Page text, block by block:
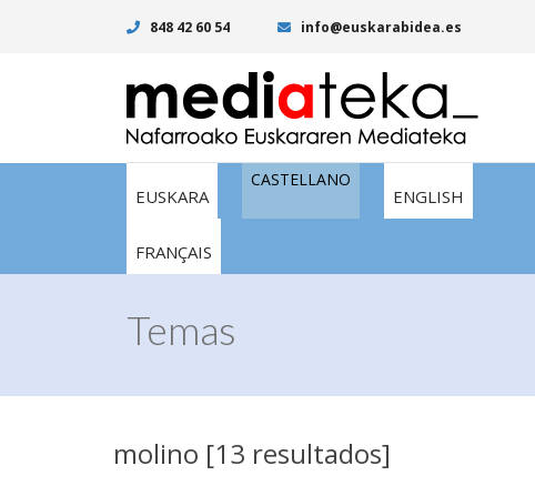
848 42 60 54 info@euskarabidea.es
EUSKARA
CASTELLANO
ENGLISH
FRANÇAIS
Temas
molino [13 resultados]